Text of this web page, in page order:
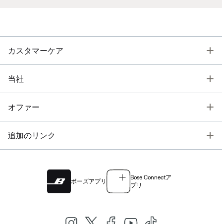
カスタマーケア
当社
オファー
追加のリンク
ボーズアプリ
Bose Connectア
プリ